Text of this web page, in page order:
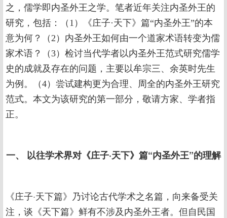
之，儒学即内圣外王之学。笔者近年关注内圣外王的
研究，包括：（1）《庄子·天下》篇“内圣外王”的本
意为何？（2）内圣外王如何由一个道家术语转变为儒
家术语？（3）检讨当代学者以内圣外王范式研究儒学
史的成就及存在的问题，主要以牟宗三、余英时先生
为例。（4）尝试建构更为合理、周全的内圣外王研究
范式。本文为该研究的第一部分，敬请方家、学者指
正。
一、 以往学术界对《庄子·天下》篇“内圣外王”的理解
《庄子·天下篇》乃讨论古代学术之名篇，向来备受关
注，谈《天下篇》鲜有不涉及内圣外王者。但自民国